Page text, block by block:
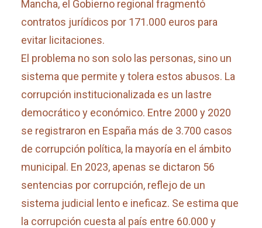
Mancha, el Gobierno regional fragmentó
contratos jurídicos por 171.000 euros para
evitar licitaciones.
El problema no son solo las personas, sino un
sistema que permite y tolera estos abusos. La
corrupción institucionalizada es un lastre
democrático y económico. Entre 2000 y 2020
se registraron en España más de 3.700 casos
de corrupción política, la mayoría en el ámbito
municipal. En 2023, apenas se dictaron 56
sentencias por corrupción, reflejo de un
sistema judicial lento e ineficaz. Se estima que
la corrupción cuesta al país entre 60.000 y